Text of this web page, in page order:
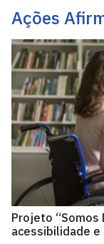
Ações
Projeto “Somos
acessibilidade e